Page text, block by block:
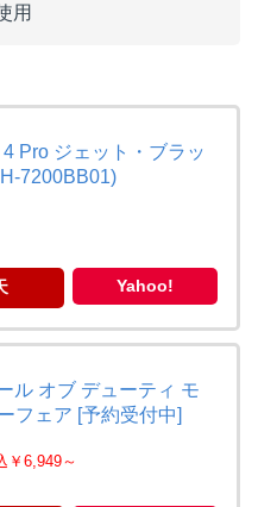
用
Pro ジェット・ブラッ
7200BB01)
Yahoo!
ル オブ デューティ モ
フェア [予約受付中]
￥6,949～